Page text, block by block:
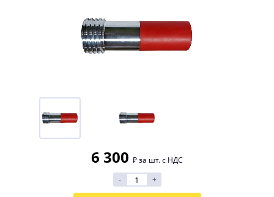
6 300 ₽ за шт. с НДС
-
+